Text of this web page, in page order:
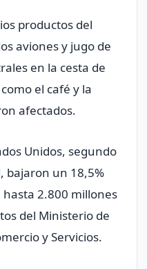
productos del
aviones y jugo de
en la cesta de
el café y la
afectados.
Unidos, segundo
bajaron un 18,5%
2.800 millones
del Ministerio de
y Servicios.